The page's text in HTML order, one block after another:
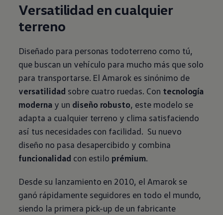
Versatilidad en cualquier
terreno
Diseñado para personas todoterreno como tú,
que buscan un vehículo para mucho más que solo
para transportarse. El Amarok es sinónimo de
versatilidad sobre cuatro ruedas. Con tecnología
moderna y un diseño robusto, este modelo se
adapta a cualquier terreno y clima satisfaciendo
así tus necesidades con facilidad. Su nuevo
diseño no pasa desapercibido y combina
funcionalidad con estilo prémium.
Desde su lanzamiento en 2010, el Amarok se
ganó rápidamente seguidores en todo el mundo,
siendo la primera pick-up de un fabricante